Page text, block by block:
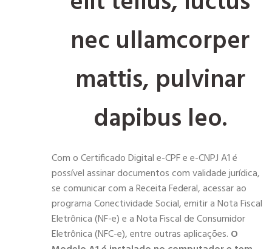
nec ullamcorper
mattis, pulvinar
dapibus leo.
Com o Certificado Digital e-CPF e e-CNPJ A1 é
possível assinar documentos com validade jurídica,
se comunicar com a Receita Federal, acessar ao
programa Conectividade Social, emitir a Nota Fiscal
Eletrônica (NF-e) e a Nota Fiscal de Consumidor
Eletrônica (NFC-e), entre outras aplicações. O